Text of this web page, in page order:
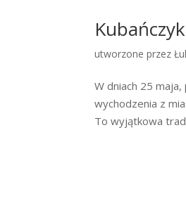
utworzone przez
W dniach 25
wychodzenia z
To wyjątkowa